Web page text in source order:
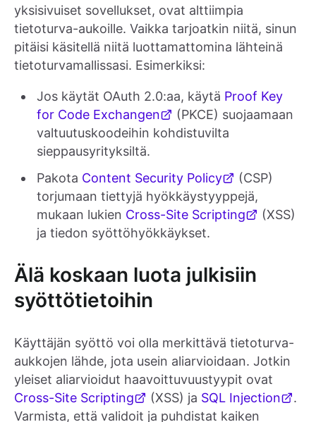
yksisivuiset sovellukset, ovat alttiimpia
tietoturva-aukoille. Vaikka tarjoatkin niitä, sinun
pitäisi käsitellä niitä luottamattomina lähteinä
tietoturvamallissasi. Esimerkiksi:
Jos käytät OAuth 2.0:aa, käytä Proof Key
for Code Exchangen
(PKCE) suojaamaan
valtuutuskoodeihin kohdistuvilta
sieppausyrityksiltä.
Pakota Content Security Policy
(CSP)
torjumaan tiettyjä hyökkäystyyppejä,
mukaan lukien Cross-Site Scripting
(XSS)
ja tiedon syöttöhyökkäykset.
Älä koskaan luota julkisiin
syöttötietoihin
Käyttäjän syöttö voi olla merkittävä tietoturva-
aukkojen lähde, jota usein aliarvioidaan. Jotkin
yleiset aliarvioidut haavoittuvuustyypit ovat
Cross-Site Scripting
(XSS) ja SQL Injection
.
Varmista, että validoit ja puhdistat kaiken